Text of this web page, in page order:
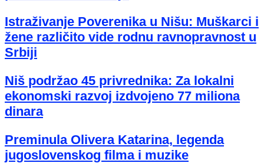
Istraživanje Poverenika u Nišu: Muškarci i
žene različito vide rodnu ravnopravnost u
Srbiji
Niš podržao 45 privrednika: Za lokalni
ekonomski razvoj izdvojeno 77 miliona
dinara
Preminula Olivera Katarina, legenda
jugoslovenskog filma i muzike